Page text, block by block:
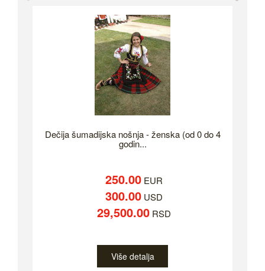
Dečija šumadijska nošnja - ženska (od 0 do 4
godin...
250.00 EUR
300.00 USD
29,500.00 RSD
Više detalja